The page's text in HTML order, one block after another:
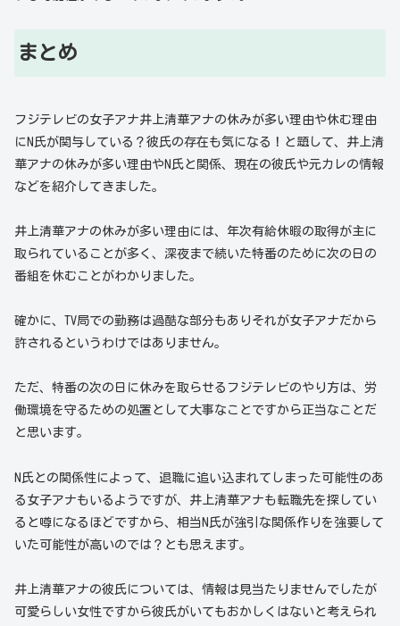
まとめ
フジテレビの女子アナ井上清華アナの休みが多い理由や休む理由
にN氏が関与している？彼氏の存在も気になる！と題して、井上清
華アナの休みが多い理由やN氏と関係、現在の彼氏や元カレの情報
などを紹介してきました。
井上清華アナの休みが多い理由には、年次有給休暇の取得が主に
取られていることが多く、深夜まで続いた特番のために次の日の
番組を休むことがわかりました。
確かに、TV局での勤務は過酷な部分もありそれが女子アナだから
許されるというわけではありません。
ただ、特番の次の日に休みを取らせるフジテレビのやり方は、労
働環境を守るための処置として大事なことですから正当なことだ
と思います。
N氏との関係性によって、退職に追い込まれてしまった可能性のあ
る女子アナもいるようですが、井上清華アナも転職先を探してい
ると噂になるほどですから、相当N氏が強引な関係作りを強要して
いた可能性が高いのでは？とも思えます。
井上清華アナの彼氏については、情報は見当たりませんでしたが
可愛らしい女性ですから彼氏がいてもおかしくはないと考えられ